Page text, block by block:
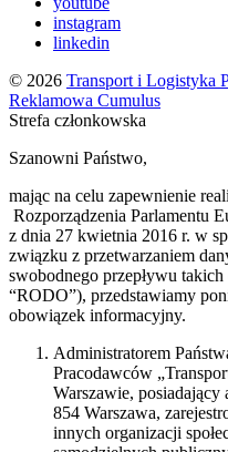
instagram
linkedin
© 2026 Transport i Logistyka
Reklamowa Cumulus
Strefa członkowska
Szanowni Państwo,
mając na celu zapewnienie
Rozporządzenia Parlamentu
z dnia 27 kwietnia 2016 r. w
związku z przetwarzaniem
swobodnego przepływu
“RODO”), przedstawiamy
obowiązek informacyjny.
Administratorem
Pracodawców
Warszawie, posiadający
854 Warszawa,
innych organizacji